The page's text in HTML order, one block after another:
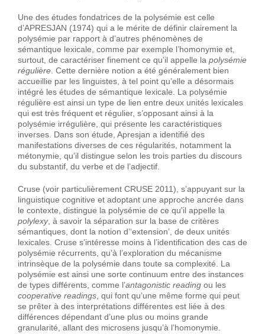
Une des études fondatrices de la polysémie est celle
d’APRESJAN (1974) qui a le mérite de définir clairement la
polysémie par rapport à d’autres phénomènes de
sémantique lexicale, comme par exemple l’homonymie et,
surtout, de caractériser finement ce qu’il appelle la polysémie
régulière . Cette dernière notion a été généralement bien
accueillie par les linguistes, à tel point qu’elle a désormais
intégré les études de sémantique lexicale. La polysémie
régulière est ainsi un type de lien entre deux unités lexicales
qui est très fréquent et régulier, s’opposant ainsi à la
polysémie irrégulière, qui présente les caractéristiques
inverses. Dans son étude, Apresjan a identifié des
manifestations diverses de ces régularités, notamment la
métonymie, qu’il distingue selon les trois parties du discours
du substantif, du verbe et de l’adjectif.
Cruse (voir particulièrement CRUSE 2011), s’appuyant sur la
linguistique cognitive et adoptant une approche ancrée dans
le contexte, distingue la polysémie de ce qu’il appelle la
polylexy, à savoir la séparation sur la base de critères
sémantiques, dont la notion d’‘extension’, de deux unités
lexicales. Cruse s’intéresse moins à l’identification des cas de
polysémie récurrents, qu’à l’exploration du mécanisme
intrinsèque de la polysémie dans toute sa complexité. La
polysémie est ainsi une sorte continuum entre des instances
de types différents, comme l’antagonistic reading ou les
cooperative readings , qui font qu’une même forme qui peut
se prêter à des interprétations différentes est liée à des
différences dépendant d’une plus ou moins grande
granularité, allant des microsens jusqu’à l’homonymie.